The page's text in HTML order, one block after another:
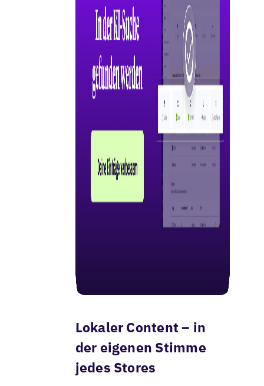
Lokaler Content – in
der eigenen Stimme
jedes Stores